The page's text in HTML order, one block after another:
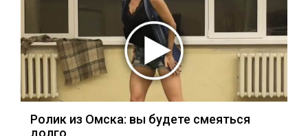
Ролик из Омска: вы будете смеяться
долго